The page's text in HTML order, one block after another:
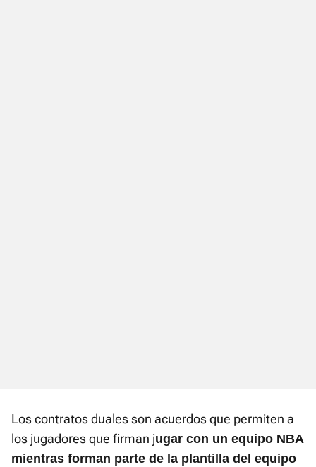
Los contratos duales son acuerdos que permiten a
los jugadores que firman jugar con un equipo NBA
mientras forman parte de la plantilla del equipo